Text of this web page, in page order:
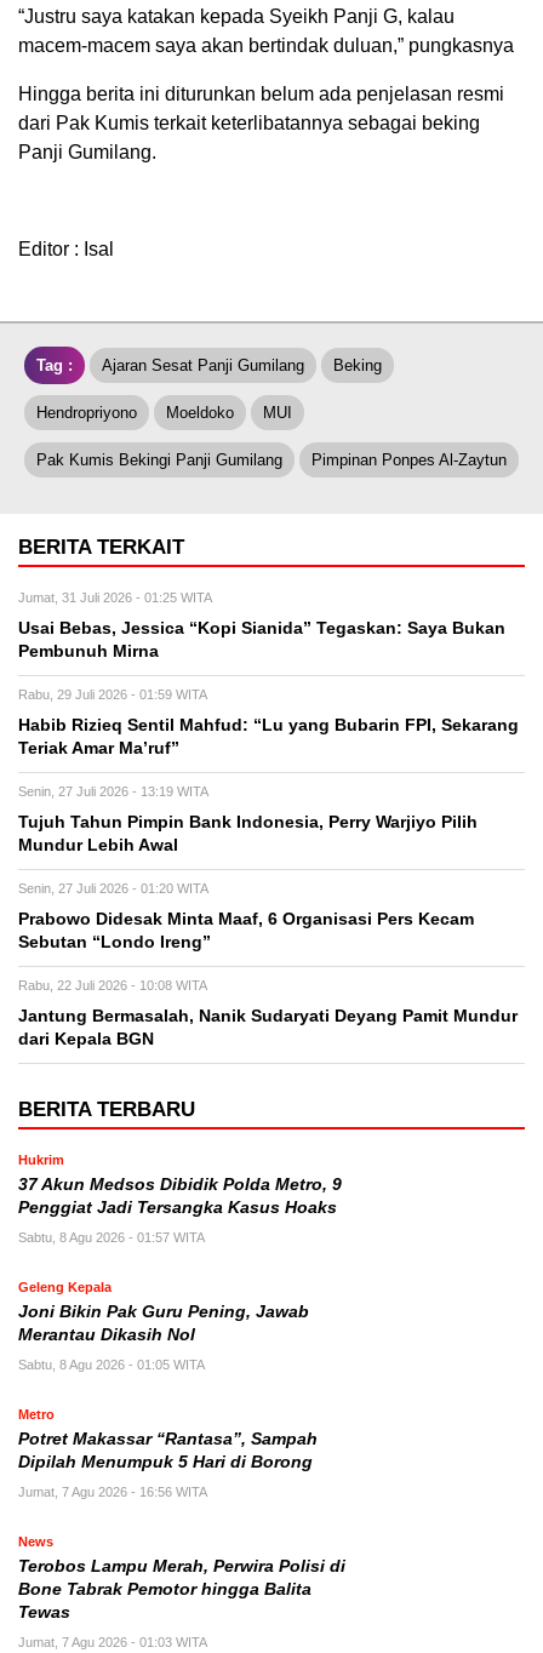
“Justru saya katakan kepada Syeikh Panji G, kalau
macem-macem saya akan bertindak duluan,” pungkasnya
Hingga berita ini diturunkan belum ada penjelasan resmi
dari Pak Kumis terkait keterlibatannya sebagai beking
Panji Gumilang.
Editor : Isal
Tag : Ajaran Sesat Panji Gumilang Beking
Hendropriyono Moeldoko MUI
Pak Kumis Bekingi Panji Gumilang Pimpinan Ponpes Al-Zaytun
BERITA TERKAIT
Jumat, 31 Juli 2026 - 01:25 WITA
Usai Bebas, Jessica “Kopi Sianida” Tegaskan: Saya Bukan
Pembunuh Mirna
Rabu, 29 Juli 2026 - 01:59 WITA
Habib Rizieq Sentil Mahfud: “Lu yang Bubarin FPI, Sekarang
Teriak Amar Ma’ruf”
Senin, 27 Juli 2026 - 13:19 WITA
Tujuh Tahun Pimpin Bank Indonesia, Perry Warjiyo Pilih
Mundur Lebih Awal
Senin, 27 Juli 2026 - 01:20 WITA
Prabowo Didesak Minta Maaf, 6 Organisasi Pers Kecam
Sebutan “Londo Ireng”
Rabu, 22 Juli 2026 - 10:08 WITA
Jantung Bermasalah, Nanik Sudaryati Deyang Pamit Mundur
dari Kepala BGN
BERITA TERBARU
Hukrim
37 Akun Medsos Dibidik Polda Metro, 9
Penggiat Jadi Tersangka Kasus Hoaks
Sabtu, 8 Agu 2026 - 01:57 WITA
Geleng Kepala
Joni Bikin Pak Guru Pening, Jawab
Merantau Dikasih Nol
Sabtu, 8 Agu 2026 - 01:05 WITA
Metro
Potret Makassar “Rantasa”, Sampah
Dipilah Menumpuk 5 Hari di Borong
Jumat, 7 Agu 2026 - 16:56 WITA
News
Terobos Lampu Merah, Perwira Polisi di
Bone Tabrak Pemotor hingga Balita
Tewas
Jumat, 7 Agu 2026 - 01:03 WITA